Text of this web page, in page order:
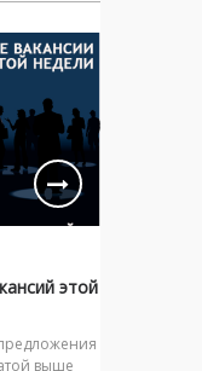
этой
выше